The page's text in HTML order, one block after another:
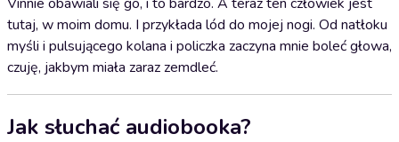
tutaj, w moim domu. I przykłada lód do mojej nogi. Od natłoku
myśli i pulsującego kolana i policzka zaczyna mnie boleć głowa,
czuję, jakbym miała zaraz zemdleć.
Jak słuchać audiobooka?